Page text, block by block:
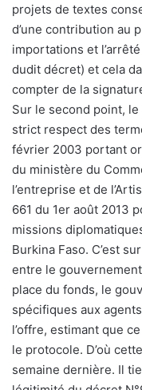
projets de textes
d’une contribution au
importations et
dudit décret) et cela
compter de la
Sur le second point, le
strict respect des
février 2003 portant
du ministère du
l’entreprise et de
661 du 1er août 2013
missions
Burkina Faso. C’est
entre le
place du fonds, le
spécifiques aux
l’offre, estimant que
le protocole. D’où
semaine dernière. Il